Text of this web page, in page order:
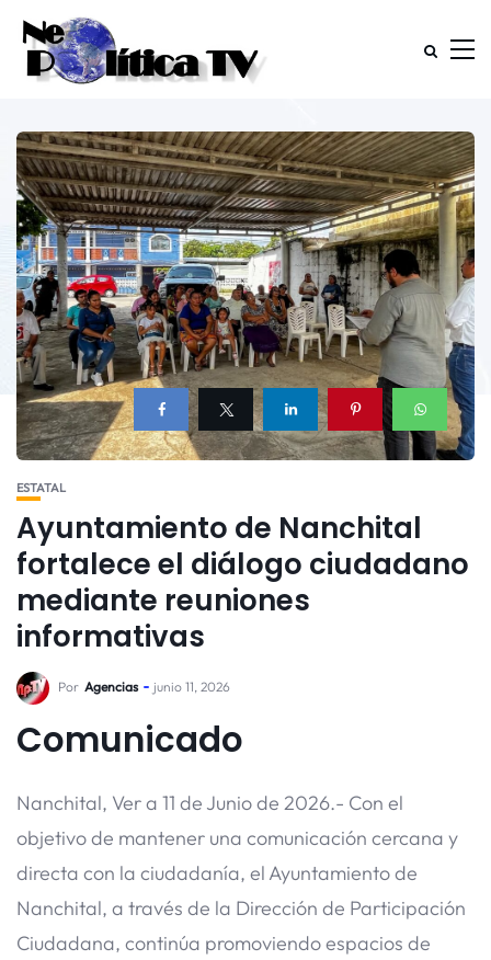
ESTATAL
Ayuntamiento de Nanchital
fortalece el diálogo ciudadano
mediante reuniones
informativas
Por Agencias junio 11, 2026
Comunicado
Nanchital, Ver a 11 de Junio de 2026.- Con el
objetivo de mantener una comunicación cercana y
directa con la ciudadanía, el Ayuntamiento de
Nanchital, a través de la Dirección de Participación
Ciudadana, continúa promoviendo espacios de